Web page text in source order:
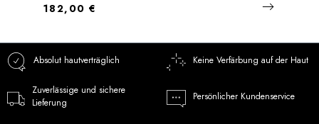
Regulärer Preis:
182,00 €
Absolut hautverträglich Keine Verfärbung auf der Haut
Zuverlässige und sichere
Lieferung
Persönlicher Kundenservice